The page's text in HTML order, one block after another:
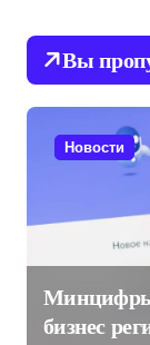
Вы
Новости
Минцифры
бизнес